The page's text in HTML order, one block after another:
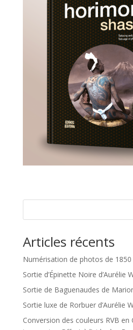
Articles récents
Numérisation de photos de 1850
Sortie d’Épinette Noire d’Aurélie
Sortie de Baguenaudes de
Sortie luxe de Rorbuer d’Aurélie
Conversion des couleurs RVB en